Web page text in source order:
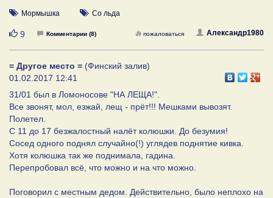
Мормышка Со льда
Нравится
9 Комментарии (8) Александр1980
пожаловаться
= Другое место = (Финский залив)
01.02.2017 12:41
31/01 был в Ломоносове "НА ЛЕЩА!".
Все звонят, мол, езжай, лещ - прёт!!! Мешками вывозят.
Полетел.
С 11 до 17 безжалостный налёт колюшки. До безумия!
Сосед одного поднял случайно(!) углядев поднятие кивка.
Хотя колюшка так же поднимала, гадина.
Перепробовал всё, что можно и на что можно.
Поговорил с местным дедом. Действительно, было неплохо на